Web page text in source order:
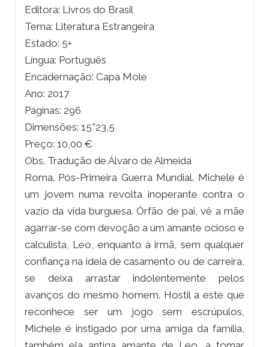
Editora: Livros do Brasil
Tema: Literatura Estrangeira
Estado: 5+
Língua: Português
Encadernação: Capa Mole
Ano: 2017
Páginas: 296
Dimensões: 15*23,5
Preço: 10,00 €
Obs. Tradução de Álvaro de Almeida
Roma. Pós-Primeira Guerra Mundial. Michele é
um jovem numa revolta inoperante contra o
vazio da vida burguesa. Órfão de pai, vê a mãe
agarrar-se com devoção a um amante ocioso e
calculista, Leo, enquanto a irmã, sem qualquer
confiança na ideia de casamento ou de carreira,
se deixa arrastar indolentemente pelos
avanços do mesmo homem. Hostil a este que
reconhece ser um jogo sem escrúpulos,
Michele é instigado por uma amiga da família,